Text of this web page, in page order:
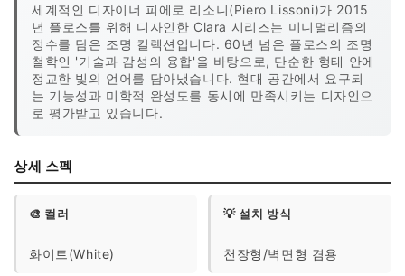
세계적인 디자이너 피에로 리소니(Piero Lissoni)가 2015
년 플로스를 위해 디자인한 Clara 시리즈는 미니멀리즘의
정수를 담은 조명 컬렉션입니다. 60년 넘은 플로스의 조명
철학인 '기술과 감성의 융합'을 바탕으로, 단순한 형태 안에
정교한 빛의 언어를 담아냈습니다. 현대 공간에서 요구되
는 기능성과 미학적 완성도를 동시에 만족시키는 디자인으
로 평가받고 있습니다.
상세 스펙
🎨 컬러
화이트(White)
💡 설치 방식
천장형/벽면형 겸용